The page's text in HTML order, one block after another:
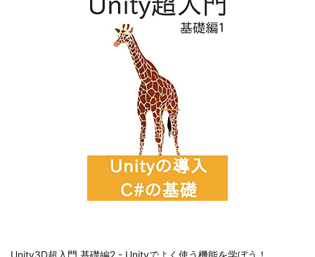
Unity3D超入門 基礎編2 - Unityでよく使う機能を学ぼう！